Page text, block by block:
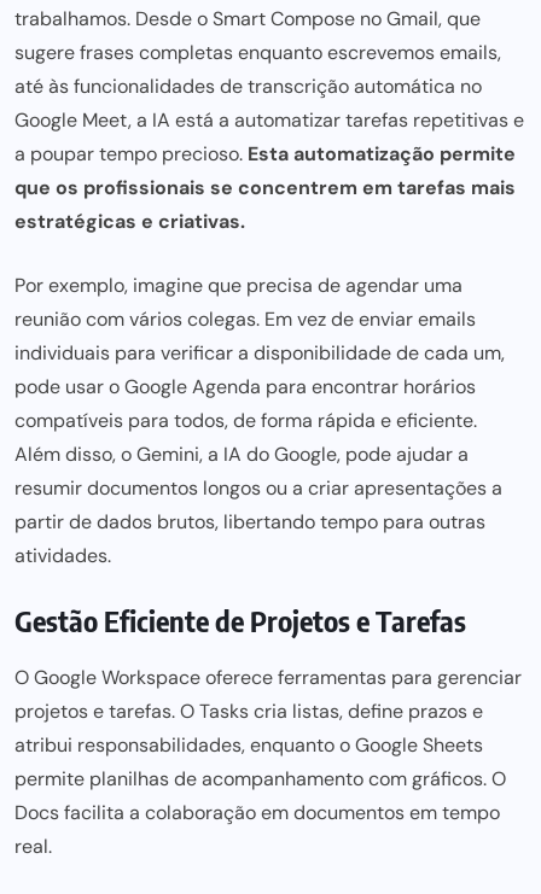
trabalhamos. Desde oSmart Compose no Gmail, que
sugere frases completas enquanto escrevemos emails,
até às funcionalidades de transcrição automática no
Google Meet, a IA está a automatizar tarefas repetitivas e
a poupar tempo precioso. Esta automatização permite
que os profissionais se concentrem em tarefas mais
estratégicas e criativas.
Por exemplo, imagine que precisa de agendar uma
reunião com vários colegas. Em vez de enviar emails
individuais para verificar a disponibilidade de cada um,
pode usar o Google Agenda para encontrar horários
compatíveis para todos, deforma rápida e eficiente.
Além disso, o Gemini, a IA do Google, pode ajudar a
resumir documentos longos ou a criar apresentações a
partir de dados brutos, libertando tempo para outras
atividades.
Gestão Eficiente de Projetos e Tarefas
OGoogle Workspaceoferece ferramentas para gerenciar
projetos e tarefas. O Tasks cria listas, define prazos e
atribui responsabilidades, enquanto oGoogle Sheets
permite planilhas de acompanhamento com gráficos. O
Docs facilita a colaboração em documentos em tempo
real.